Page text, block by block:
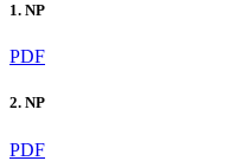
1. NP
PDF
2. NP
PDF